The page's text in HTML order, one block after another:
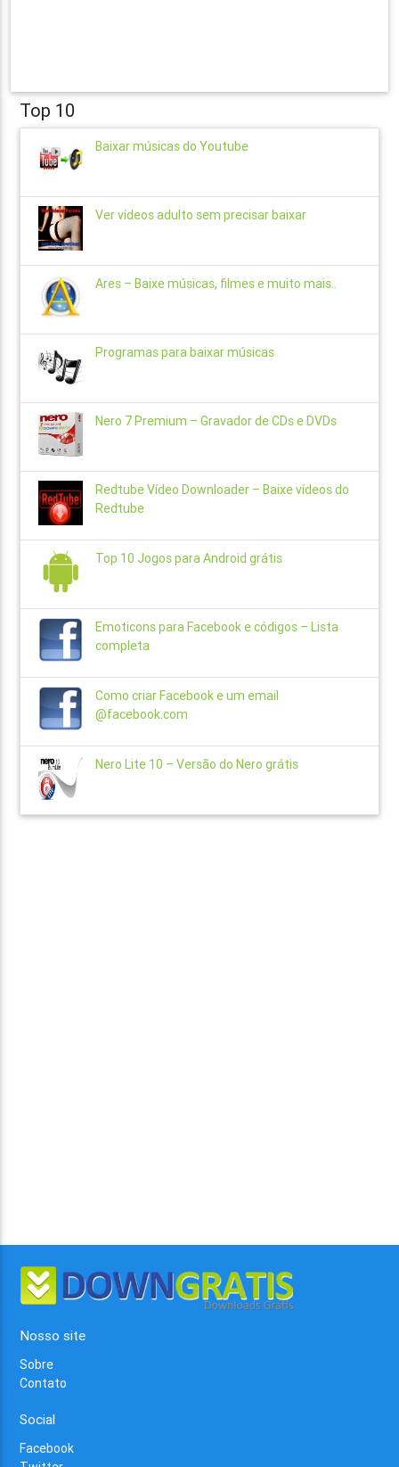
Top 10
Baixar músicas do Youtube
Ver vídeos adulto sem precisar baixar
Ares – Baixe músicas, filmes e muito mais..
Programas para baixar músicas
Nero 7 Premium – Gravador de CDs e DVDs
Redtube Vídeo Downloader – Baixe vídeos do
Redtube
Top 10 Jogos para Android grátis
Emoticons para Facebook e códigos – Lista
completa
Como criar Facebook e um email
@facebook.com
Nero Lite 10 – Versão do Nero grátis
Nosso site
Sobre
Contato
Social
Facebook